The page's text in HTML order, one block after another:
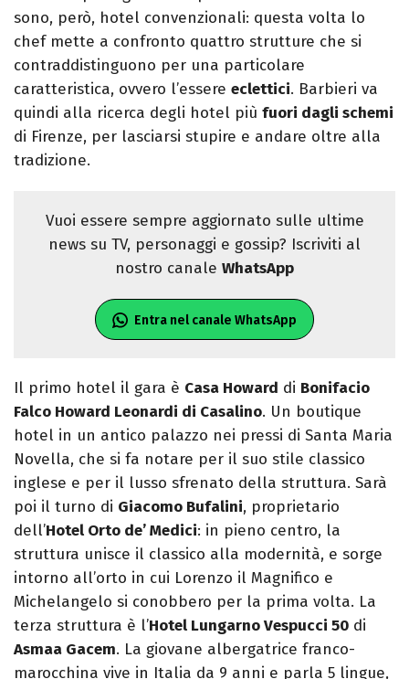
sono, però, hotel convenzionali: questa volta lo
chef mette a confronto quattro strutture che si
contraddistinguono per una particolare
caratteristica, ovvero l’essere eclettici. Barbieri va
quindi alla ricerca degli hotel più fuori dagli schemi
di Firenze, per lasciarsi stupire e andare oltre alla
tradizione.
Vuoi essere sempre aggiornato sulle ultime
news su TV, personaggi e gossip? Iscriviti al
nostro canale WhatsApp
Entra nel canale WhatsApp
Il primo hotel il gara è Casa Howard di Bonifacio
Falco Howard Leonardi di Casalino. Un boutique
hotel in un antico palazzo nei pressi di Santa Maria
Novella, che si fa notare per il suo stile classico
inglese e per il lusso sfrenato della struttura. Sarà
poi il turno di Giacomo Bufalini, proprietario
dell’Hotel Orto de’ Medici: in pieno centro, la
struttura unisce il classico alla modernità, e sorge
intorno all’orto in cui Lorenzo il Magnifico e
Michelangelo si conobbero per la prima volta. La
terza struttura è l’Hotel Lungarno Vespucci 50 di
Asmaa Gacem. La giovane albergatrice franco-
marocchina vive in Italia da 9 anni e parla 5 lingue,